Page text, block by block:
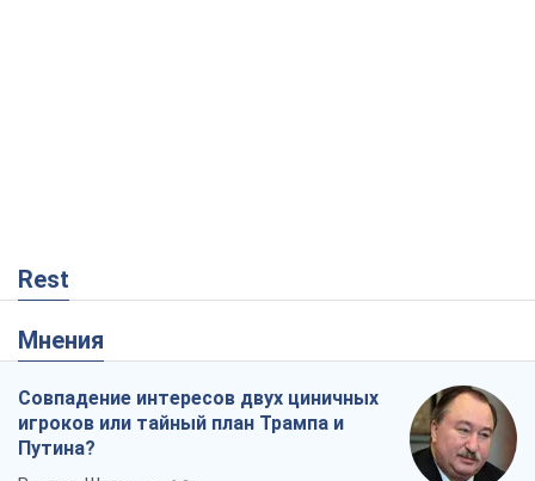
Rest
Мнения
Совпадение интересов двух циничных
игроков или тайный план Трампа и
Путина?